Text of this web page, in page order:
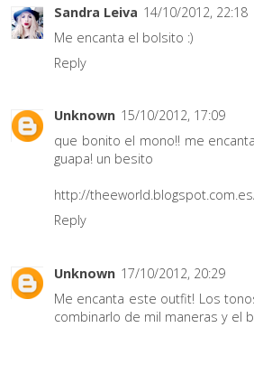
Sandra Leiva 14/10/2012, 22:18
Me encanta el bolsito :)
Reply
Unknown 15/10/2012, 17:09
que bonito el mono!! me
guapa! un besito
http://
Reply
Unknown 17/10/2012, 20:29
Me encanta este outfit! Los
combinarlo de mil maneras y el